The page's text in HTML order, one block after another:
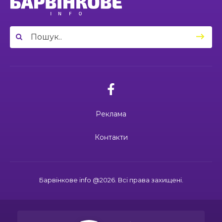
03:49
Сергій Козаков і Валерій Павленко: різні долі,
один вибір — захищати Україну
04:27
Барвінківського ліцею №1 пройшли фахове
03.07.2026
Вони віддали життя за Україну: 3
липня вшановуємо пам’ять Миколи
Поки звучить материнська молитва,
живе пам’ять
життя зупинився на цифрі 24
Барвінкове info @2026. Всі права захищені.
Реклама
Контакти